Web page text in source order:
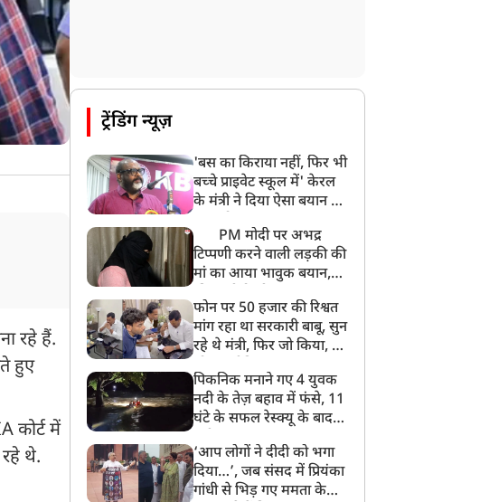
रहे हैं.
हुए
कोर्ट में
थे.
ट्रेंडिंग न्यूज़
'बस का किराया नहीं, फिर भी
बच्चे प्राइवेट स्कूल में' केरल
के मंत्री ने दिया ऐसा बयान की
PM मोदी पर अभद्र
टिप्पणी करने वाली लड़की की
मां का आया भावुक बयान,
बेटी को गोद लें प्रधानमंत्री
फोन पर 50 हजार की रिश्वत
मांग रहा था सरकारी बाबू, सुन
रहे थे मंत्री, फिर जो किया, वो
पिकनिक मनाने गए 4 युवक
नदी के तेज़ बहाव में फंसे, 11
घंटे के सफल रेस्क्यू के बाद
‘आप लोगों ने दीदी को भगा
दिया…’, जब संसद में प्रियंका
गांधी से भिड़ गए ममता के